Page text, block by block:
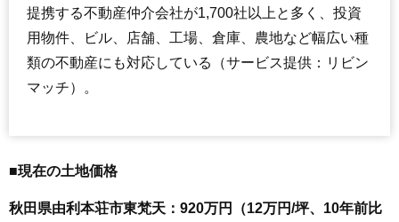
提携する不動産仲介会社が1,700社以上と多く、投資
用物件、ビル、店舗、工場、倉庫、農地など幅広い種
類の不動産にも対応している（サービス提供：リビン
マッチ）。
■現在の土地価格
秋田県由利本荘市東梵天：920万円（12万円/坪、10年前比